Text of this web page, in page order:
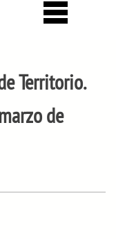
Territorio.
de